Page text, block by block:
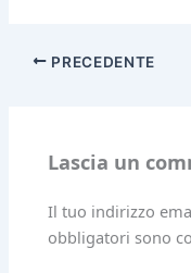
PRECEDENTE
Lascia un
Il tuo indirizzo
obbligatori sono